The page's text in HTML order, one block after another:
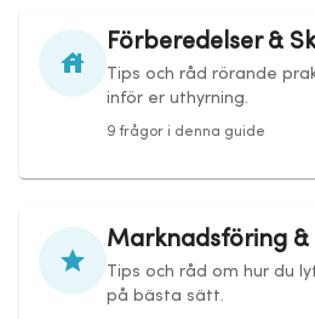
Förberedelser &
Tips och råd rörande
inför er uthyrning.
9 frågor i denna guide
Marknadsföring &
Tips och råd om hur du
på bästa sätt.